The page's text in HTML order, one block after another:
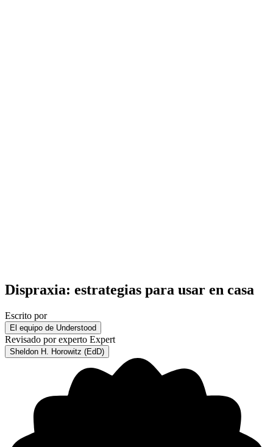
Dispraxia: estrategias para usar en casa
Escrito por
El equipo de Understood
Revisado por experto Expert
Sheldon H. Horowitz (EdD)